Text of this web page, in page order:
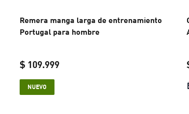
Remera manga larga de entrenamiento
Portugal para hombre
$ 109.999
NUEVO